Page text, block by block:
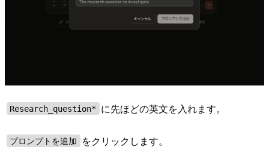
Research_question* に先ほどの英文を入れます。
プロンプトを追加 をクリックします。